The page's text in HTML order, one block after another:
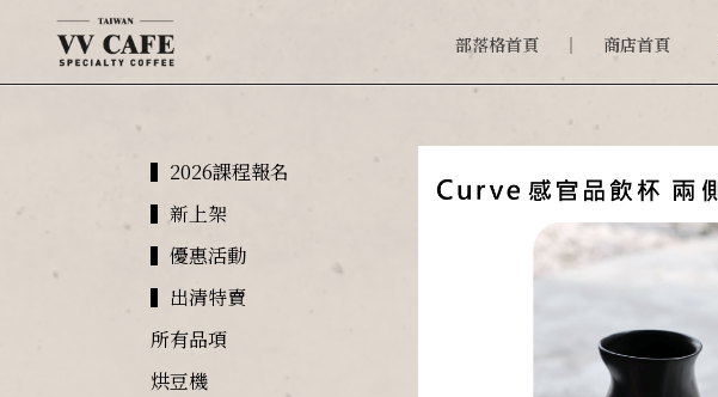
部落格首頁 商店首頁
▍2026課程報名
▍新上架
▍優惠活動
▍出清特賣
所有品項
烘豆機